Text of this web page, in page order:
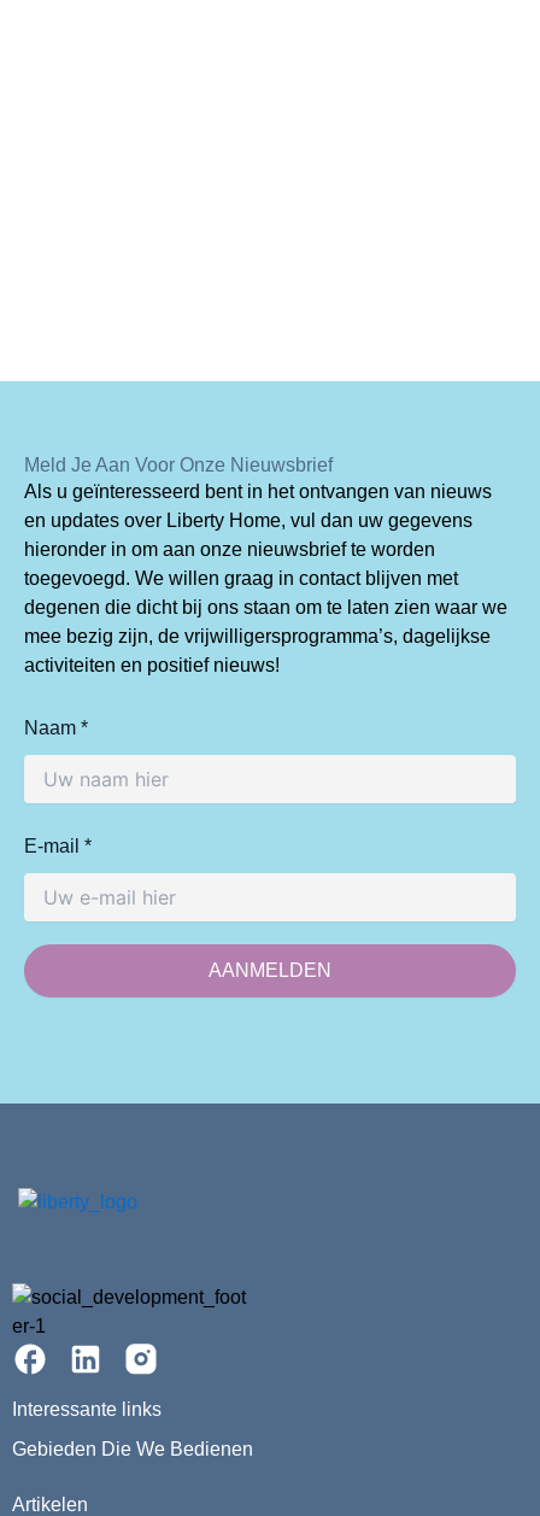
Meld Je Aan Voor Onze Nieuwsbrief
Als u geïnteresseerd bent in het ontvangen van nieuws
en updates over Liberty Home, vul dan uw gegevens
hieronder in om aan onze nieuwsbrief te worden
toegevoegd. We willen graag in contact blijven met
degenen die dicht bij ons staan om te laten zien waar we
mee bezig zijn, de vrijwilligersprogramma’s, dagelijkse
activiteiten en positief nieuws!
Naam *
E-mail *
Interessante links
Gebieden Die We Bedienen
Artikelen